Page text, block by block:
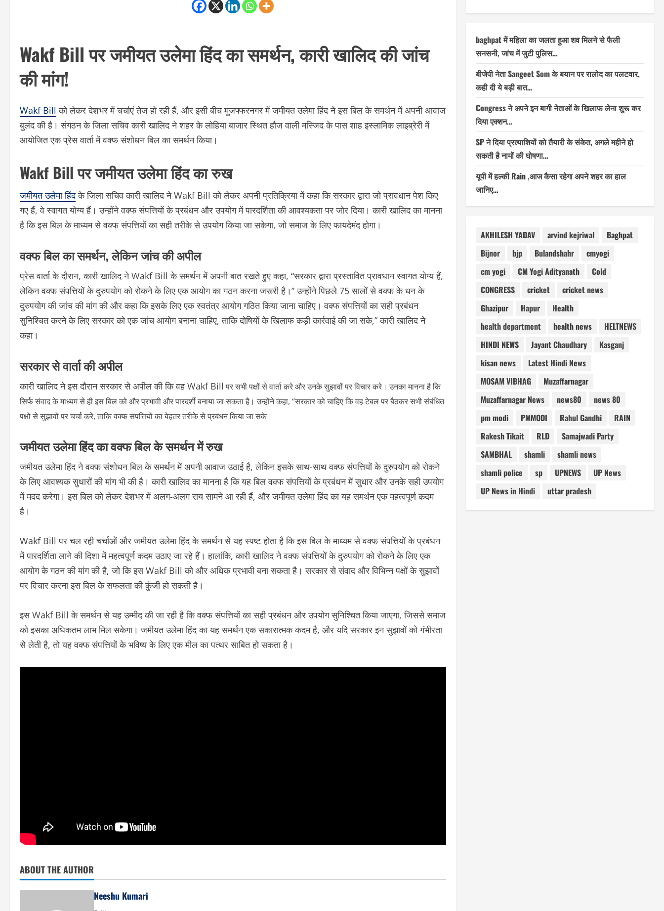
Wakf Bill पर जमीयत उलेमा हिंद का समर्थन, कारी खालिद की जांच
की मांग!
Wakf Bill को लेकर देशभर में चर्चाएं तेज हो रही हैं, और इसी बीच मुजफ्फरनगर में जमीयत उलेमा हिंद ने इस बिल के समर्थन में अपनी आवाज
बुलंद की है। संगठन के जिला सचिव कारी खालिद ने शहर के लोहिया बाजार स्थित हौज वाली मस्जिद के पास शाह इस्लामिक लाइब्रेरी में
आयोजित एक प्रेस वार्ता में वक्फ संशोधन बिल का समर्थन किया।
Wakf Bill पर जमीयत उलेमा हिंद का रुख
जमीयत उलेमा हिंदके जिला सचिव कारी खालिद ने Wakf Bill को लेकर अपनी प्रतिक्रिया में कहा कि सरकार द्वारा जो प्रावधान पेश किए
गए हैं, वे स्वागत योग्य हैं। उन्होंने वक्फ संपत्तियों के प्रबंधन और उपयोग में पारदर्शिता की आवश्यकता पर जोर दिया। कारी खालिद का मानना
है कि इस बिल के माध्यम से वक्फ संपत्तियों का सही तरीके से उपयोग किया जा सकेगा, जो समाज के लिए फायदेमंद होगा।
वक्फ बिल का समर्थन, लेकिन जांच की अपील
प्रेस वार्ता के दौरान, कारी खालिद ने Wakf Bill के समर्थन में अपनी बात रखते हुए कहा, “सरकार द्वारा प्रस्तावित प्रावधान स्वागत योग्य हैं,
लेकिन वक्फ संपत्तियों के दुरुपयोग को रोकने के लिए एक आयोग का गठन करना जरूरी है।” उन्होंने पिछले 75 सालों से वक्फ के धन के
दुरुपयोग की जांच की मांग की और कहा कि इसके लिए एक स्वतंत्र आयोग गठित किया जाना चाहिए। वक्फ संपत्तियों का सही प्रबंधन
सुनिश्चित करने के लिए सरकार को एक जांच आयोग बनाना चाहिए, ताकि दोषियों के खिलाफ कड़ी कार्रवाई की जा सके,” कारी खालिद ने
कहा।
सरकार से वार्ता की अपील
कारी खालिद ने इस दौरान सरकार से अपील की कि वह Wakf Bill पर सभी पक्षों से वार्ता करे और उनके सुझावों पर विचार करे। उनका मानना है कि
सिर्फ संवाद के माध्यम से ही इस बिल को और प्रभावी और पारदर्शी बनाया जा सकता है। उन्होंने कहा, “सरकार को चाहिए कि वह टेबल पर बैठकर सभी संबंधित
पक्षों से सुझावों पर चर्चा करे, ताकि वक्फ संपत्तियों का बेहतर तरीके से प्रबंधन किया जा सके।
जमीयत उलेमा हिंद का वक्फ बिल के समर्थन में रुख
जमीयत उलेमा हिंद ने वक्फ संशोधन बिल के समर्थन में अपनी आवाज उठाई है, लेकिन इसके साथ-साथ वक्फ संपत्तियों के दुरुपयोग को रोकने
के लिए आवश्यक सुधारों की मांग भी की है। कारी खालिद का मानना है कि यह बिल वक्फ संपत्तियों के प्रबंधन में सुधार और उनके सही उपयोग
में मदद करेगा। इस बिल को लेकर देशभर में अलग-अलग राय सामने आ रही हैं, और जमीयत उलेमा हिंद का यह समर्थन एक महत्वपूर्ण कदम
है।
Wakf Bill पर चल रही चर्चाओं और जमीयत उलेमा हिंद के समर्थन से यह स्पष्ट होता है कि इस बिल के माध्यम से वक्फ संपत्तियों के प्रबंधन
में पारदर्शिता लाने की दिशा में महत्वपूर्ण कदम उठाए जा रहे हैं। हालांकि, कारी खालिद ने वक्फ संपत्तियों के दुरुपयोग को रोकने के लिए एक
आयोग के गठन की मांग की है, जो कि इस Wakf Bill को और अधिक प्रभावी बना सकता है। सरकार से संवाद और विभिन्न पक्षों के सुझावों
पर विचार करना इस बिल के सफलता की कुंजी हो सकती है।
इस Wakf Bill के समर्थन से यह उम्मीद की जा रही है कि वक्फ संपत्तियों का सही प्रबंधन और उपयोग सुनिश्चित किया जाएगा, जिससे समाज
को इसका अधिकतम लाभ मिल सकेगा। जमीयत उलेमा हिंद का यह समर्थन एक सकारात्मक कदम है, और यदि सरकार इन सुझावों को गंभीरता
से लेती है, तो यह वक्फ संपत्तियों के भविष्य के लिए एक मील का पत्थर साबित हो सकता है।
ABOUT THE AUTHOR
Neeshu Kumari
baghpat में महिला का जलता हुआ शव मिलने से फैली
सनसनी, जांच में जुटी पुलिस…
बीजेपी नेता Sangeet Som के बयान पर रालोद का पलटवार,
कही दी ये बड़ी बात…
Congress ने अपने इन बागी नेताओं के खिलाफ लेना शुरू कर
दिया एक्शन…
SP ने दिया प्रत्याशियों को तैयारी के संकेत, अगले महीने हो
सकती है नामों की घोषणा…
यूपी में हल्की Rain ,आज कैसा रहेगा अपने शहर का हाल
जानिए…
AKHILESH YADAV arvind kejriwal
Baghpat
Bijnor
bjp Bulandshahr
cmyogi
cm yogi
CM Yogi Adityanath
Cold
CONGRESS
cricket
cricket news
Ghazipur
Hapur
Health
health department
health news
HELTNEWS
HINDI NEWS
Jayant Chaudhary
Kasganj
kisan news
Latest Hindi News
MOSAM VIBHAG
Muzaffarnagar
Muzaffarnagar News
news80
news 80
pm modi
PMMODI Rahul Gandhi
RAIN
Rakesh Tikait
RLD
Samajwadi Party
SAMBHAL
shamli
shamli news
shamli police
sp UPNEWS
UP News
UP News in Hindi
uttar pradesh